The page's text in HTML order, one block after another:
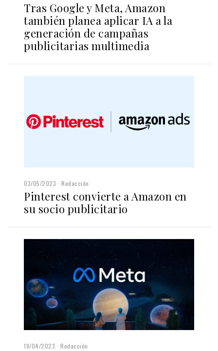
Tras Google y Meta, Amazon
también planea aplicar IA a la
generación de campañas
publicitarias multimedia
03/05/2023 Redacción
Pinterest convierte a Amazon en
su socio publicitario
19/04/2023 Redacción